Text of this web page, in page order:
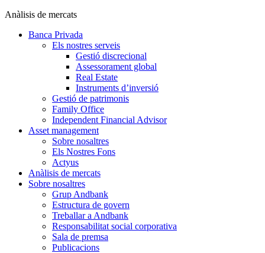
Anàlisis de mercats
Banca Privada
Els nostres serveis
Gestió discrecional
Assessorament global
Real Estate
Instruments d’inversió
Gestió de patrimonis
Family Office
Independent Financial Advisor
Asset management
Sobre nosaltres
Els Nostres Fons
Actyus
Anàlisis de mercats
Sobre nosaltres
Grup Andbank
Estructura de govern
Treballar a Andbank
Responsabilitat social corporativa
Sala de premsa
Publicacions